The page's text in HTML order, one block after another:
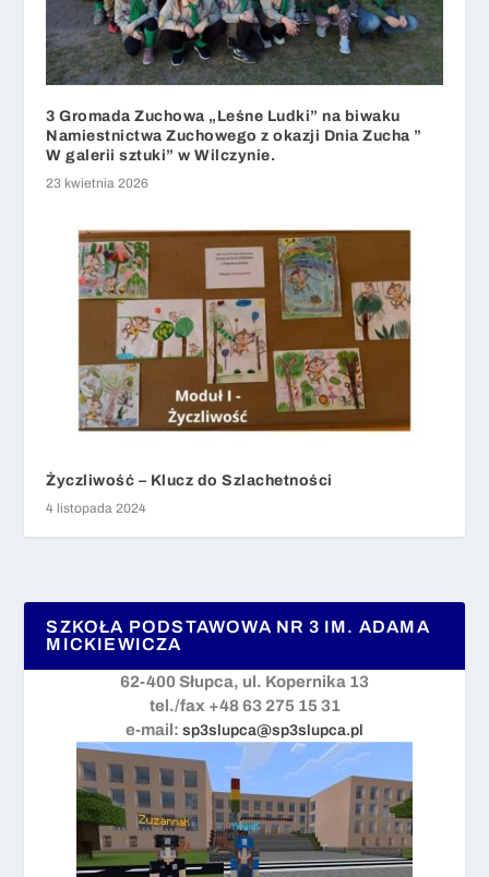
3 Gromada Zuchowa „Leśne Ludki” na biwaku
Namiestnictwa Zuchowego z okazji Dnia Zucha ”
W galerii sztuki” w Wilczynie.
23 kwietnia 2026
Życzliwość – Klucz do Szlachetności
4 listopada 2024
SZKOŁA PODSTAWOWA NR 3 IM. ADAMA
MICKIEWICZA
62-400 Słupca, ul. Kopernika 13
tel./fax +48 63 275 15 31
e-mail: sp3slupca@sp3slupca.pl